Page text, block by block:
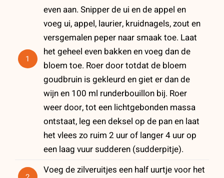
1
even aan. Snipper de ui en de appel en
voeg ui, appel, laurier, kruidnagels, zout en
versgemalen peper naar smaak toe. Laat
het geheel even bakken en voeg dan de
bloem toe. Roer door totdat de bloem
goudbruin is gekleurd en giet er dan de
wijn en 100 ml runderbouillon bij. Roer
weer door, tot een lichtgebonden massa
ontstaat, leg een deksel op de pan en laat
het vlees zo ruim 2 uur of langer 4 uur op
een laag vuur sudderen (sudderpitje).
Voeg de zilveruitjes een half uurtje voor het